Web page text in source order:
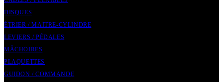
DISQUES
ÉTRIER / MAITRE-CYLINDRE
LEVIERS / PÉDALES
MÂCHOIRES
PLAQUETTES
GUIDON / COMMANDE